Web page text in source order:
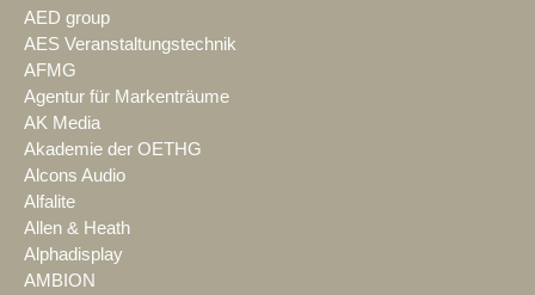
AED group
AES Veranstaltungstechnik
AFMG
Agentur für Markenträume
AK Media
Akademie der OETHG
Alcons Audio
Alfalite
Allen & Heath
Alphadisplay
AMBION